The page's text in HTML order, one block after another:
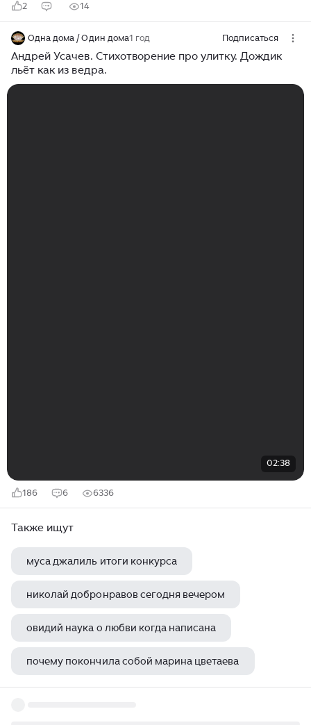
2 14
Одна дома / Один дома1 год Подписаться
Андрей Усачев. Стихотворение про улитку. Дождик
льёт как из ведра.
02:38
186 6 6336
Также ищут
муса джалиль итоги конкурса
николай добронравов сегодня вечером
овидий наука о любви когда написана
почему покончила собой марина цветаева